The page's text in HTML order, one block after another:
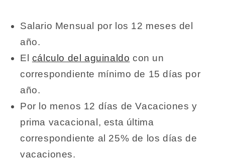
Salario Mensual por los 12 meses del
año.
El cálculo del aguinaldo con un
correspondiente mínimo de 15 días por
año.
Por lo menos 12 días de Vacaciones y
prima vacacional, esta última
correspondiente al 25% de los días de
vacaciones.